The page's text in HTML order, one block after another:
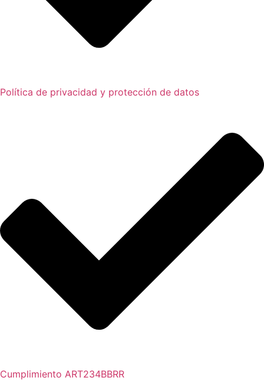
Política de privacidad y protección de datos
Cumplimiento ART234BBRR